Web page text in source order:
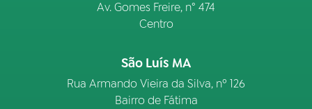
Av. Gomes Freire, n° 474
Centro
São Luís MA
Rua Armando Vieira da Silva, nº 126
Bairro de Fátima